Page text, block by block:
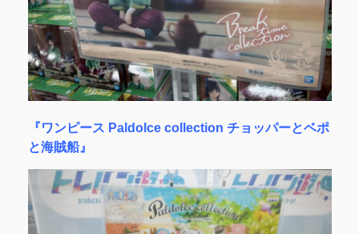
『ワンピース Paldolce collection チョッパーとベポ
と海賊船』